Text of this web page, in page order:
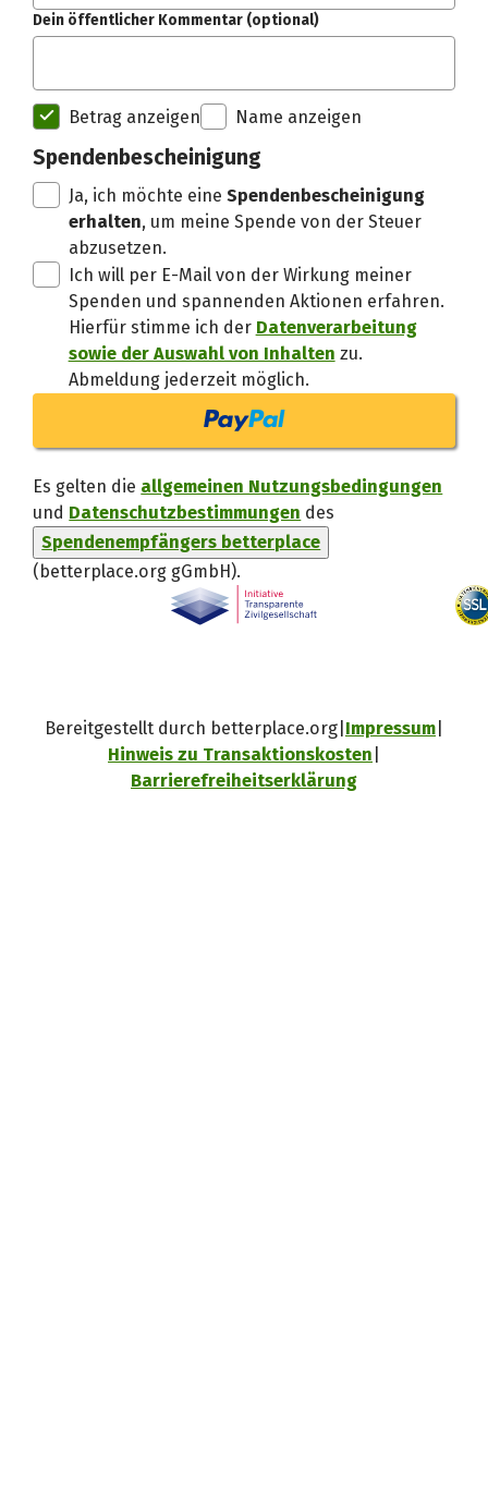
Dein öffentlicher Kommentar (optional)
Betrag anzeigen Name anzeigen
Spendenbescheinigung
Ja, ich möchte eine Spendenbescheinigung
erhalten, um meine Spende von der Steuer
abzusetzen.
Ich will per E-Mail von der Wirkung meiner
Spenden und spannenden Aktionen erfahren.
Hierfür stimme ich der Datenverarbeitung
sowie der Auswahl von Inhalten zu.
Abmeldung jederzeit möglich.
Es gelten die allgemeinen Nutzungsbedingungen
und Datenschutzbestimmungen des
Spendenempfängers betterplace
(betterplace.org gGmbH)
Spendenempfänger
.
Bereitgestellt durch betterplace.org Impressum
Hinweis zu Transaktionskosten
Barrierefreiheitserklärung